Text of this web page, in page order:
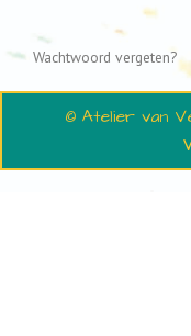
Wachtwoord vergeten?
© Atelier van